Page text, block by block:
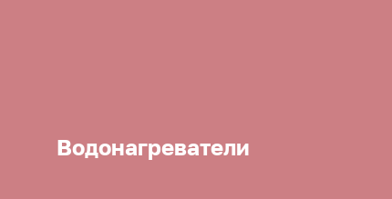
Водонагреватели